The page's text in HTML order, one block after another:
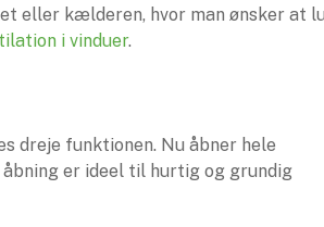
eller kælderen, hvor man ønsker at
i vinduer.
dreje funktionen. Nu åbner hele
åbning er ideel til hurtig og grundig